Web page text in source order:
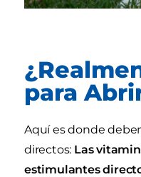
para
Aquí es donde
directos: Las
estimulantes